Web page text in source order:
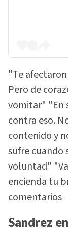
"Te
Pero de
vomitar" "En
contra eso.
contenido y
sufre cuando
voluntad"
encienda tu
comentarios
Sandrez